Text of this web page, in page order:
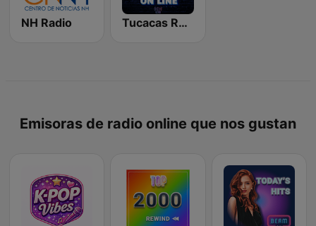
NH Radio Tucacas Radio Online
Emisoras de radio online que nos gustan